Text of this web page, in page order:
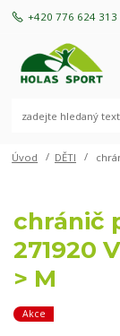
+420 776 624 313
Úvod DĚTI
chránič
271920
> M
Akce